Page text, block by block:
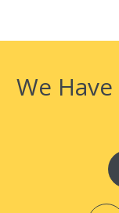
We Have